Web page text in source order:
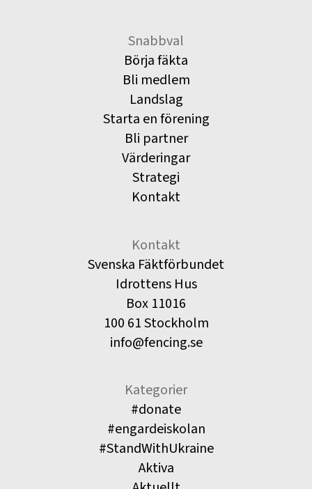
Snabbval
Börja fäkta
Bli medlem
Landslag
Starta en förening
Bli partner
Värderingar
Strategi
Kontakt
Kontakt
Svenska Fäktförbundet
Idrottens Hus
Box 11016
100 61 Stockholm
info@fencing.se
Kategorier
#donate
#engardeiskolan
#StandWithUkraine
Aktiva